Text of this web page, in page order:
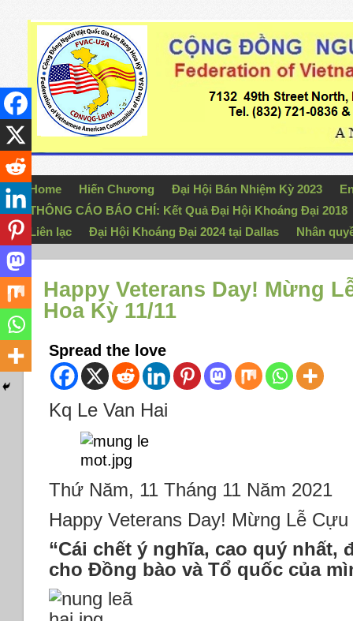
Home Hiến Chương Đại Hội Bán Nhiệm Kỳ 2023
THÔNG CÁO BÁO CHÍ: Kết Quả Đại Hội Khoáng Đại 2018
Liên lạc
Đại Hội Khoáng Đại 2024 tại Dallas Nhân
Happy Veterans Day! Mừng
Hoa Kỳ 11/11
Spread the love
Kq Le Van Hai
Thứ Năm, 11 Tháng 11 Năm 2021
Happy Veterans Day! Mừng Lễ
“Cái chết ý nghĩa, cao quý nhất,
cho Đồng bào và Tổ quốc của